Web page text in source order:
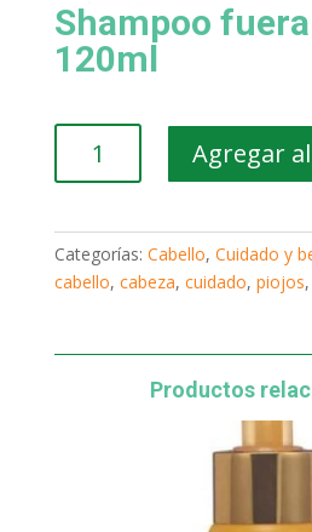
Shampoo
120ml
cantidad
Agregar
Categorías: Cabello, Cuidado y
cabello, cabeza, cuidado, piojos,
Productos